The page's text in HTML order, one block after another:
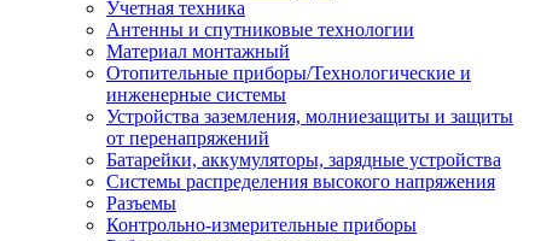
Учетная техника
Антенны и спутниковые технологии
Материал монтажный
Отопительные приборы/Технологические и
инженерные системы
Устройства заземления, молниезащиты и защиты
от перенапряжений
Батарейки, аккумуляторы, зарядные устройства
Системы распределения высокого напряжения
Разъемы
Контрольно-измерительные приборы